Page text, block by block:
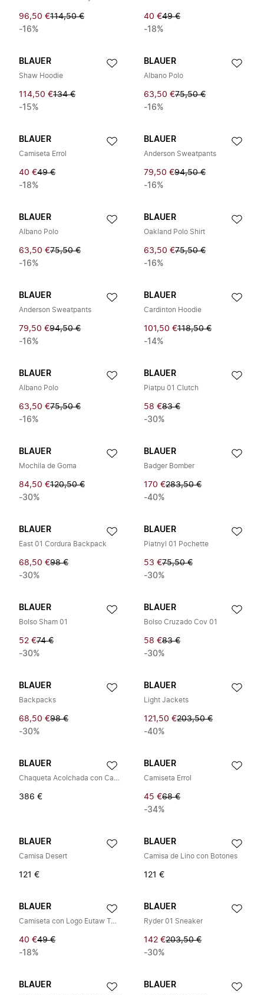
96,50 €114,50 €
-16%
40 €49 €
-18%
BLAUER
Shaw Hoodie
114,50 €134 €
-15%
BLAUER
Albano Polo
63,50 €75,50 €
-16%
BLAUER
Camiseta Errol
40 €49 €
-18%
BLAUER
Anderson Sweatpants
79,50 €94,50 €
-16%
BLAUER
Albano Polo
63,50 €75,50 €
-16%
BLAUER
Oakland Polo Shirt
63,50 €75,50 €
-16%
BLAUER
Anderson Sweatpants
79,50 €94,50 €
-16%
BLAUER
Cardinton Hoodie
101,50 €118,50 €
-14%
BLAUER
Albano Polo
63,50 €75,50 €
-16%
BLAUER
Piatpu 01 Clutch
58 €83 €
-30%
BLAUER
Mochila de Goma
84,50 €120,50 €
-30%
BLAUER
Badger Bomber
170 €283,50 €
-40%
BLAUER
East 01 Cordura Backpack
68,50 €98 €
-30%
BLAUER
Piatnyl 01 Pochette
53 €75,50 €
-30%
BLAUER
Bolso Sham 01
52 €74 €
-30%
BLAUER
Bolso Cruzado Cov 01
58 €83 €
-30%
BLAUER
Backpacks
68,50 €98 €
-30%
BLAUER
Light Jackets
121,50 €203,50 €
-40%
BLAUER
Chaqueta Acolchada con Capucha
386 €
BLAUER
Camiseta Errol
45 €68 €
-34%
BLAUER
Camisa Desert
121 €
BLAUER
Camisa de Lino con Botones
121 €
BLAUER
Camiseta con Logo Eutaw Tono sobre Tono
40 €49 €
-18%
BLAUER
Ryder 01 Sneaker
142 €203,50 €
-30%
BLAUER BLAUER